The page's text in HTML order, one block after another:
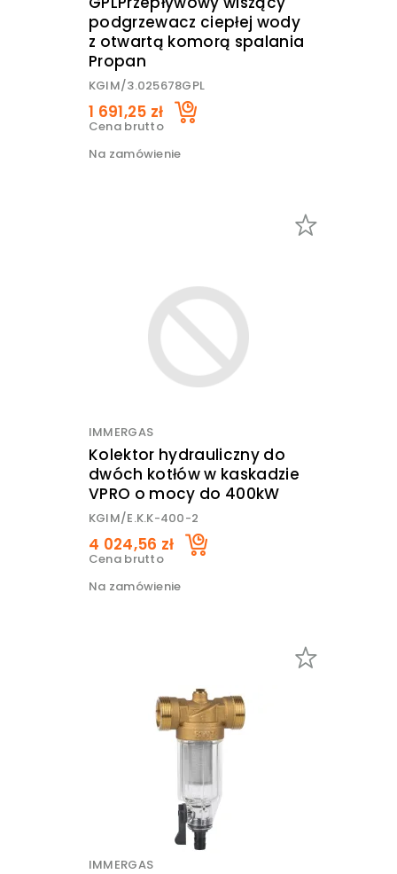
podgrzewacz ciepłej wody
z otwartą komorą spalania
Propan
KGIM/3.025678GPL
1 691,25 zł
Cena brutto
Na zamówienie
IMMERGAS
Kolektor hydrauliczny do
dwóch kotłów w kaskadzie
VPRO o mocy do 400kW
KGIM/E.K.K-400-2
4 024,56 zł
Cena brutto
Na zamówienie
IMMERGAS